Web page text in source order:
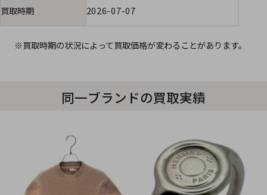
買取時期 2026-07-07
※買取時期の状況によって買取価格が変わることがあります。
同一ブランドの買取実績